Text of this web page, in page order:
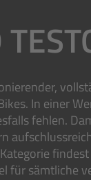
In einer
fehlen.
für sämtliche